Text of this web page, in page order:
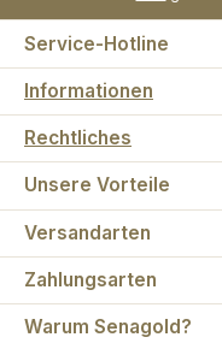
Service-Hotline
Informationen
Rechtliches
Unsere Vorteile
Versandarten
Zahlungsarten
Warum Senagold?